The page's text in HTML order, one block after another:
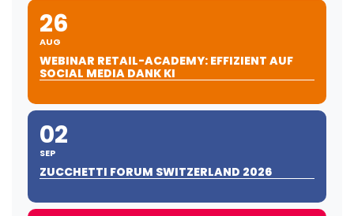
26
AUG
WEBINAR RETAIL-ACADEMY: EFFIZIENT AUF
SOCIAL MEDIA DANK KI
02
SEP
ZUCCHETTI FORUM SWITZERLAND 2026